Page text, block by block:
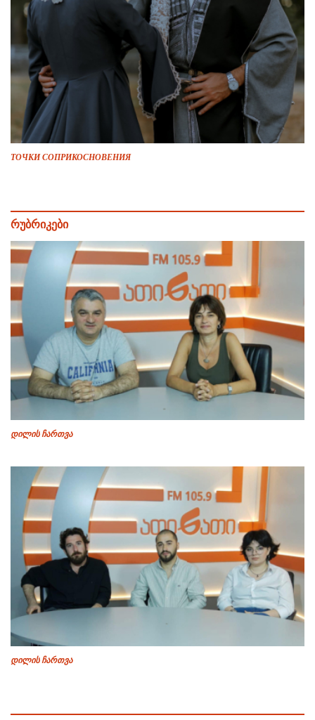
ТОЧКИ СОПРИКОСНОВЕНИЯ
რუბრიკები
დილის ჩართვა
დილის ჩართვა